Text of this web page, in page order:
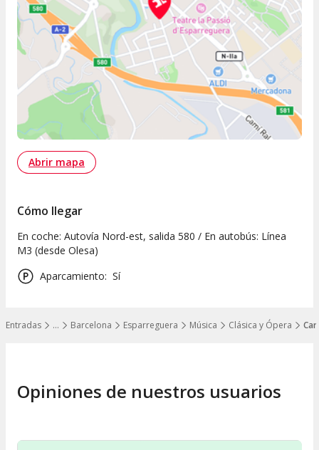
…
Mostrar todos los niveles
Entradas Barcelona Esparreguera Música Clásica y Ópera
Abrir mapa
Cómo llegar
En coche: Autovía Nord-est, salida 580 / En autobús: Línea
M3 (desde Olesa)
Aparcamiento: Sí
Opiniones de nuestros usuarios